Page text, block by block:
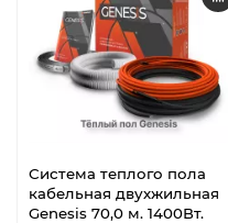
Система теплого пола
кабельная двухжильная
Genesis 70,0 м. 1400Вт.